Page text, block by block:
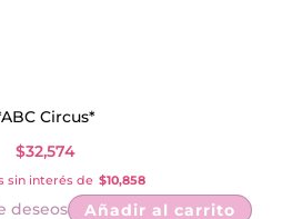
Circus*
$32,574
sin interés de $10,858
deseos Añadir al carrito